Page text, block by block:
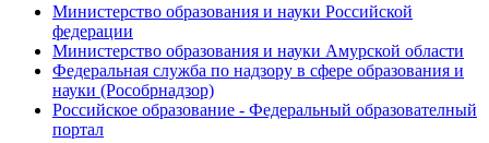
Министерство образования и науки Российской
федерации
Министерство образования и науки Амурской области
Федеральная служба по надзору в сфере образования и
науки (Рособрнадзор)
Российское образование - Федеральный образователный
портал